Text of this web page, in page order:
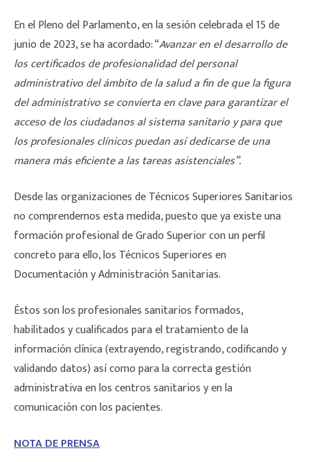
En el Pleno del Parlamento, en la sesión celebrada el 15 de
junio de 2023, se ha acordado: “Avanzar en el desarrollo de
los certificados de profesionalidad del personal
administrativo del ámbito de la salud a fin de que la figura
del administrativo se convierta en clave para garantizar el
acceso de los ciudadanos al sistema sanitario y para que
los profesionales clínicos puedan así dedicarse de una
manera más eficiente a las tareas asistenciales”.
Desde las organizaciones de Técnicos Superiores Sanitarios
no comprendemos esta medida, puesto que ya existe una
formación profesional de Grado Superior con un perfil
concreto para ello, los Técnicos Superiores en
Documentación y Administración Sanitarias.
Éstos son los profesionales sanitarios formados,
habilitados y cualificados para el tratamiento de la
información clínica (extrayendo, registrando, codificando y
validando datos) así como para la correcta gestión
administrativa en los centros sanitarios y en la
comunicación con los pacientes.
NOTA DE PRENSA